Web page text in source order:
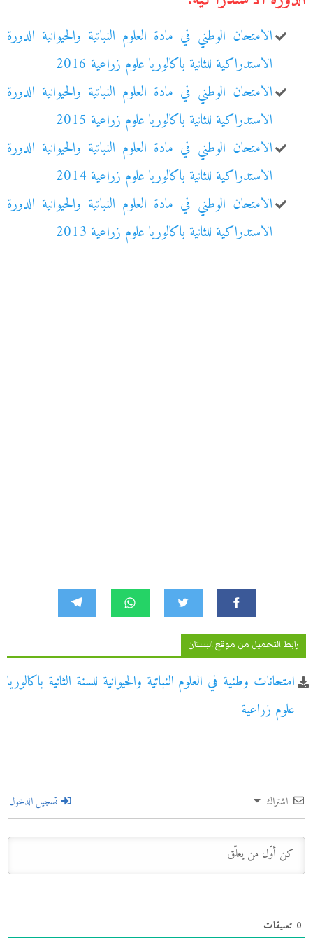
الامتحان الوطني في مادة العلوم النباتية والحيوانية الدورة
الاستدراكية للثانية باكالوريا علوم زراعية 2016
الامتحان الوطني في مادة العلوم النباتية والحيوانية الدورة
الاستدراكية للثانية باكالوريا علوم زراعية 2015
الامتحان الوطني في مادة العلوم النباتية والحيوانية الدورة
الاستدراكية للثانية باكالوريا علوم زراعية 2014
الامتحان الوطني في مادة العلوم النباتية والحيوانية الدورة
الاستدراكية للثانية باكالوريا علوم زراعية 2013
رابط التحميل من موقع البستان
امتحانات وطنية في العلوم النباتية والحيوانية للسنة الثانية باكالوريا
علوم زراعية
اشتراك تسجيل الدخول
0 تعليقات